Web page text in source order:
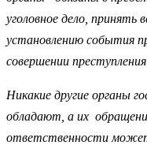
уголовное дело, принять
установлению события
совершении
Никакие другие органы
обладают, а их
ответственности